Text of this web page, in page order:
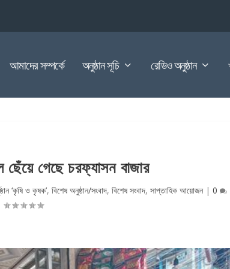
আমাদের সম্পর্কে অনুষ্ঠান সূচি রেডিও অনুষ্ঠান
গেছে চরফ্যাসন বাজার
‘কৃষি ও কৃষক’, বিশেষ অনুষ্ঠান/সংবাদ, বিশেষ সংবাদ, সাপ্তাহিক আয়োজন| 0